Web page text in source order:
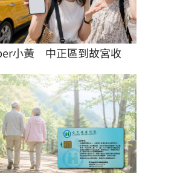
小黃　中正區到故宮收